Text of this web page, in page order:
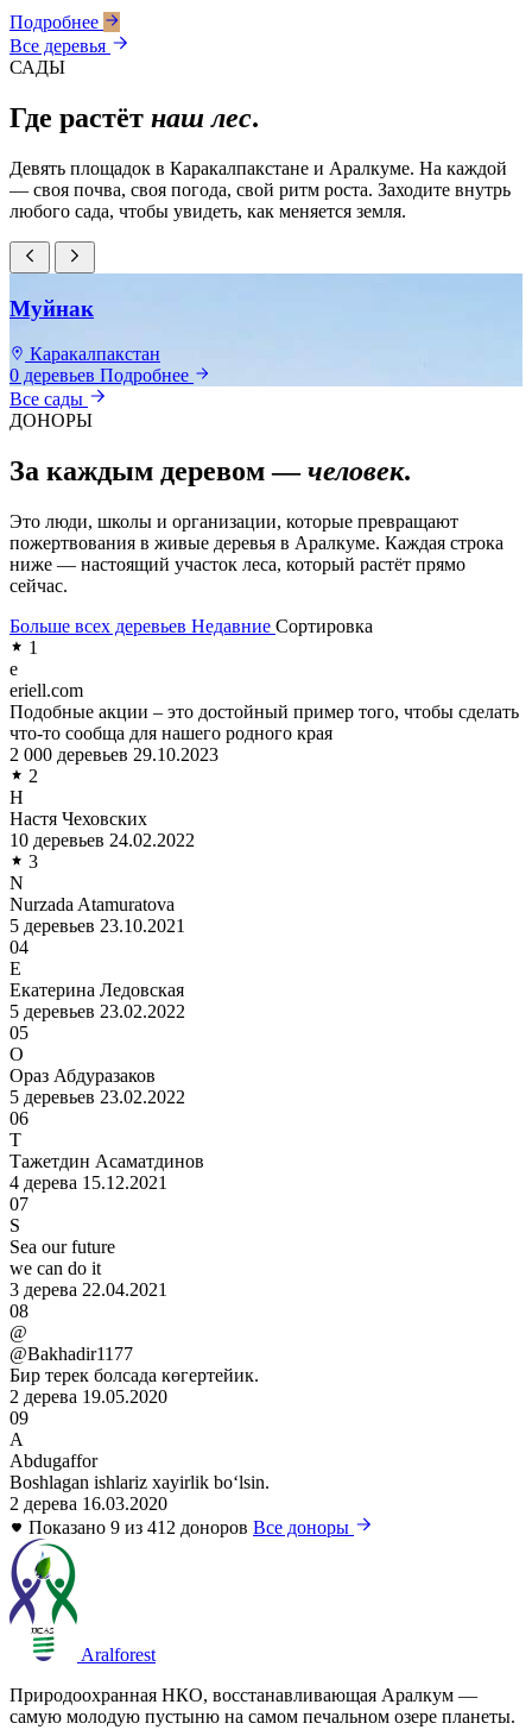
Подробнее
Все деревья
САДЫ
Где растёт наш лес.
Девять площадок в Каракалпакстане и Аралкуме. На каждой
— своя почва, своя погода, свой ритм роста. Заходите внутрь
любого сада, чтобы увидеть, как меняется земля.
Муйнак
Каракалпакстан
0 деревьев Подробнее
Все сады
ДОНОРЫ
За каждым деревом —человек.
Это люди, школы и организации, которые превращают
пожертвования в живые деревья в Аралкуме. Каждая строка
ниже — настоящий участок леса, который растёт прямо
сейчас.
Больше всех деревьев Недавние Сортировка
1
e
eriell.com
Подобные акции – это достойный пример того, чтобы сделать
что-то сообща для нашего родного края
2 000 деревьев 29.10.2023
2
Н
Настя Чеховских
10 деревьев 24.02.2022
3
N
Nurzada Atamuratova
5 деревьев 23.10.2021
04
Е
Екатерина Ледовская
5 деревьев 23.02.2022
05
О
Ораз Абдуразаков
5 деревьев 23.02.2022
06
Т
Тажетдин Асаматдинов
4 дерева 15.12.2021
07
S
Sea our future
we can do it
3 дерева 22.04.2021
08
@
@Bakhadir1177
Бир терек болсада көгертейик.
2 дерева 19.05.2020
09
A
Abdugaffor
Boshlagan ishlariz xayirlik boʻlsin.
2 дерева 16.03.2020
Показано 9 из 412 доноров Все доноры
Aralforest
Природоохранная НКО, восстанавливающая Аралкум —
самую молодую пустыню на самом печальном озере планеты.